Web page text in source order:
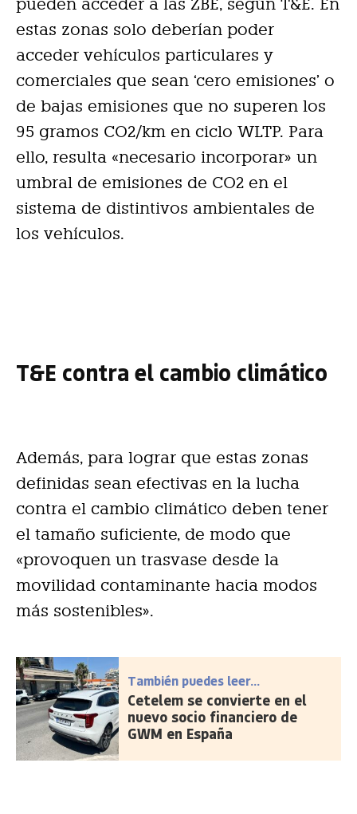
pueden acceder a las ZBE, según T&E. En
estas zonas solo deberían poder
acceder vehículos particulares y
comerciales que sean ‘cero emisiones’ o
de bajas emisiones que no superen los
95 gramos CO2/km en ciclo WLTP. Para
ello, resulta «necesario incorporar» un
umbral de emisiones de CO2 en el
sistema de distintivos ambientales de
los vehículos.
T&E contra el cambio climático
Además, para lograr que estas zonas
definidas sean efectivas en la lucha
contra el cambio climático deben tener
el tamaño suficiente, de modo que
«provoquen un trasvase desde la
movilidad contaminante hacia modos
más sostenibles».
También puedes leer...
Cetelem se convierte en el
nuevo socio financiero de
GWM en España